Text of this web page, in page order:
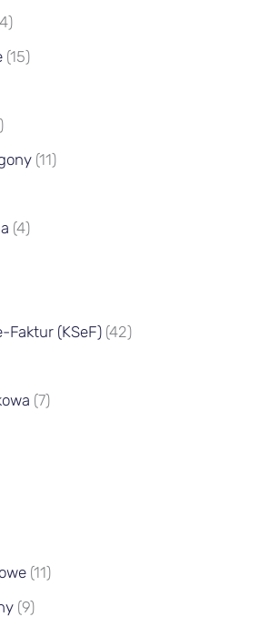
(15)
(11)
(4)
Faktur (KSeF)(42)
(7)
(11)
(9)